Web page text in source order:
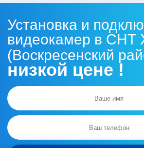
Установка и
видеокамер в СНТ
(Воскресенский
низкой цене !